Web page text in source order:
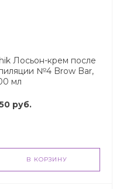
Лосьон-крем после
№4 Brow Bar,
мл
руб.
В КОРЗИНУ